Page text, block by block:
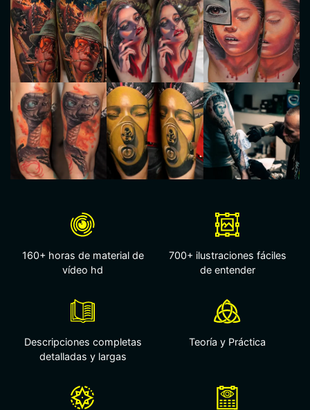
y obtén tu
diploma
160+ horas de material de
vídeo hd
700+ ilustraciones fáciles
de entender
Descripciones completas
detalladas y largas
Teoría y Práctica